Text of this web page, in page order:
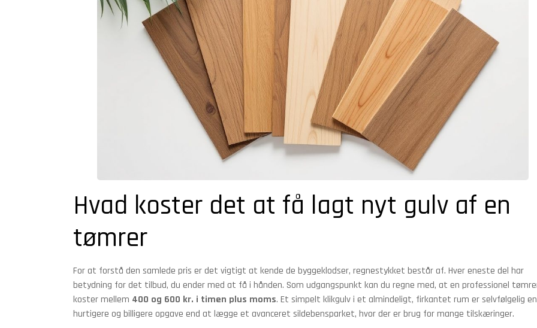
Hvad koster det at få lagt nyt gulv af en
tømrer
For at forstå den samlede pris er det vigtigt at kende de byggeklodser, regnestykket består af. Hver eneste del har
betydning for det tilbud, du ender med at få i hånden. Som udgangspunkt kan du regne med, at en professionel
koster mellem 400 og 600 kr. i timen plus moms. Et simpelt klikgulv i et almindeligt, firkantet rum er selvfølgelig en
hurtigere og billigere opgave end at lægge et avanceret sildebensparket, hvor der er brug for mange tilskæringer.